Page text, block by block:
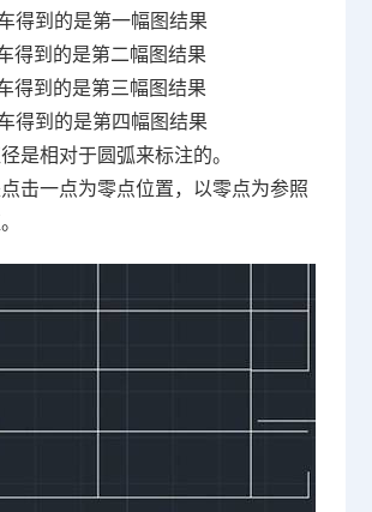
得到的是第一幅图结果
得到的是第二幅图结果
得到的是第三幅图结果
得到的是第四幅图结果
是相对于圆弧来标注的。
击一点为零点位置，以零点为参照